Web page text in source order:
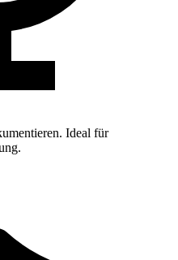
Ideal für